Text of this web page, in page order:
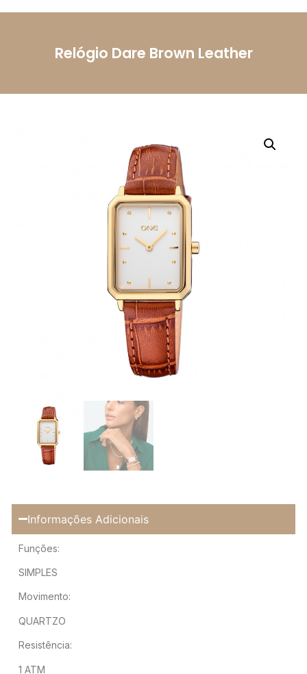
Relógio Dare Brown Leather
Informações Adicionais
Funções:
SIMPLES
Movimento:
QUARTZO
Resistência:
1 ATM
Mensagem
Enviar